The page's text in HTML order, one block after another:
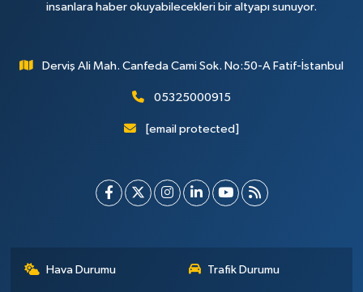
insanlara haber okuyabilecekleri bir altyapı sunuyor.
Derviş Ali Mah. Canfeda Cami Sok. No:50-A Fatif-İstanbul
05325000915
[email protected]
Hava Durumu Trafik Durumu